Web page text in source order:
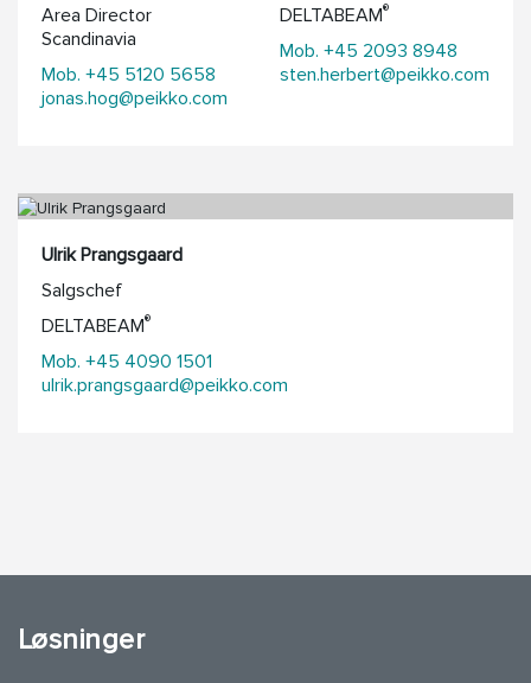
Area Director
Scandinavia
Mob. +45 5120 5658
jonas.hog@peikko.com
DELTABEAM®
Mob. +45 2093 8948
sten.herbert@peikko.com
Ulrik Prangsgaard
Salgschef
DELTABEAM®
Mob. +45 4090 1501
ulrik.prangsgaard@peikko.com
Løsninger